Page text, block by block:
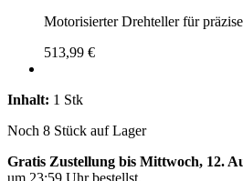
Motorisierter Drehteller für
513,99 €
Inhalt: 1 Stk
Noch 8 Stück auf Lager
Gratis Zustellung bis Mittwoch, 12.
um 23:59 Uhrbestellst.